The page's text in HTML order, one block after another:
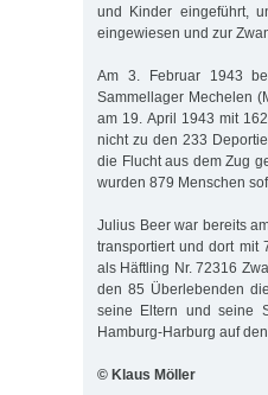
und Kinder eingeführt,
eingewiesen und zur
Am 3. Februar 1943
Sammellager Mechelen
am 19. April 1943 mit
nicht zu den 233
die Flucht aus dem Zug
wurden 879 Menschen
Julius Beer war bereits
transportiert und dort mit
als Häftling Nr. 72316
den 85 Überlebenden
seine Eltern und seine
Hamburg-Harburg auf
© Klaus Möller